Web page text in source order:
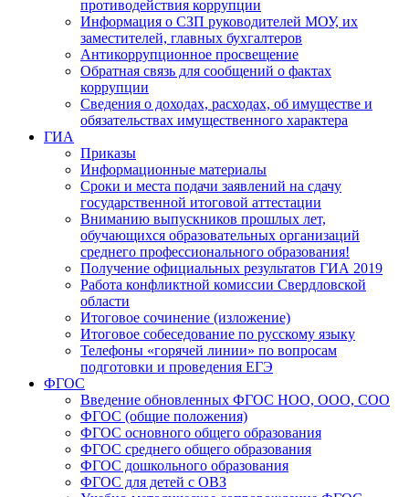
противодействия коррупции
Информация о СЗП руководителей МОУ, их
заместителей, главных бухгалтеров
Антикоррупционное просвещение
Обратная связь для сообщений о фактах
коррупции
Сведения о доходах, расходах, об имуществе и
обязательствах имущественного характера
ГИА
Приказы
Информационные материалы
Сроки и места подачи заявлений на сдачу
государственной итоговой аттестации
Вниманию выпускников прошлых лет,
обучающихся образовательных организаций
среднего профессионального образования!
Получение официальных результатов ГИА 2019
Работа конфликтной комиссии Свердловской
области
Итоговое сочинение (изложение)
Итоговое собеседование по русскому языку
Телефоны «горячей линии» по вопросам
подготовки и проведения ЕГЭ
ФГОС
Введение обновленных ФГОС НОО, ООО, СОО
ФГОС (общие положения)
ФГОС основного общего образования
ФГОС среднего общего образования
ФГОС дошкольного образования
ФГОС для детей с ОВЗ